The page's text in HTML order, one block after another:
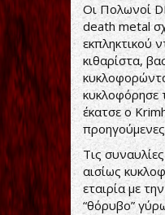
Οι Πολωνοί
death metal
εκπληκτικού
κιθαρίστα,
κυκλοφόρησε
έκατσε ο
Τις
αισίως
εταιρία με
“θόρυβο”